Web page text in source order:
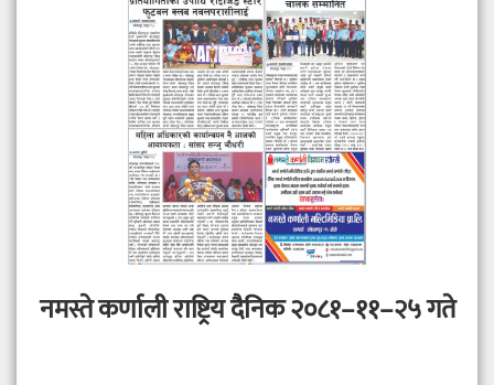
नमस्ते कर्णाली राष्ट्रिय दैनिक २०८१–११–२५ गते